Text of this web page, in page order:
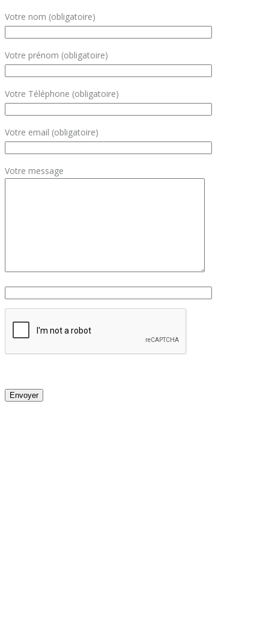
Votre nom (obligatoire)
Votre prénom (obligatoire)
Votre Téléphone (obligatoire)
Votre email (obligatoire)
Votre message